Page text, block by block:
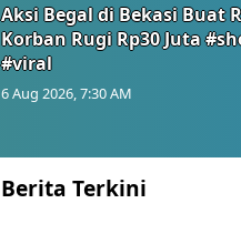
Aksi Begal di Bekasi Buat
Korban Rugi Rp30 Juta
#viral
6 Aug 2026, 7:30 AM
Berita Terkini